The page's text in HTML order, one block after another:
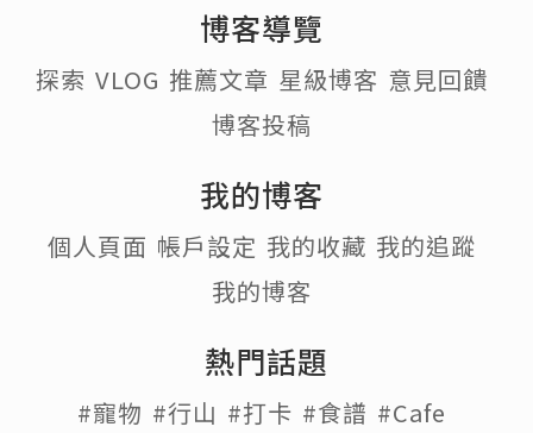
博客導覽
探索 VLOG 推薦文章 星級博客 意見回饋
博客投稿
我的博客
個人頁面 帳戶設定 我的收藏 我的追蹤
我的博客
熱門話題
#寵物 #行山 #打卡 #食譜 #Cafe